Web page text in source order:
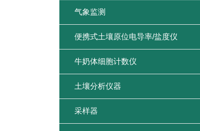
仪
气象监测
便携式土壤原位电导率/盐度仪
牛奶体细胞计数仪
土壤分析仪器
采样器